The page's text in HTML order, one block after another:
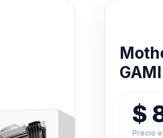
$
Precio